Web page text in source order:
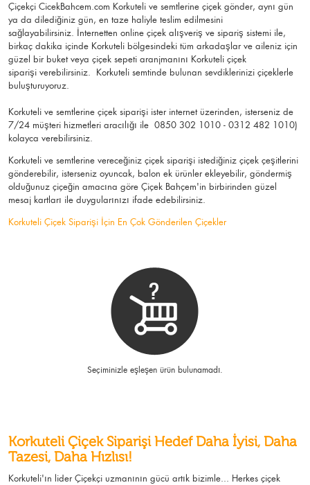
Çiçekçi CicekBahcem.com Korkuteli ve semtlerine çiçek gönder, aynı gün
ya da dilediğiniz gün, en taze haliyle teslim edilmesini
sağlayabilirsiniz. İnternetten online çiçek alışveriş ve sipariş sistemi ile,
birkaç dakika içinde Korkuteli bölgesindeki tüm arkadaşlar ve aileniz için
güzel bir buket veya çiçek sepeti aranjmanını Korkuteli çiçek
siparişi verebilirsiniz. Korkuteli semtinde bulunan sevdiklerinizi çiçeklerle
buluşturuyoruz.
Korkuteli ve semtlerine çiçek siparişi ister internet üzerinden, isterseniz de
7/24 müşteri hizmetleri aracılığı ile 0850 302 1010 - 0312 482 1010)
kolayca verebilirsiniz.
Korkuteli ve semtlerine vereceğiniz çiçek siparişi istediğiniz çiçek çeşitlerini
gönderebilir, isterseniz oyuncak, balon ek ürünler ekleyebilir, göndermiş
olduğunuz çiçeğin amacına göre Çiçek Bahçem'in birbirinden güzel
mesaj kartları ile duygularınızı ifade edebilirsiniz.
Korkuteli Çiçek Siparişi İçin En Çok Gönderilen Çiçekler
Seçiminizle eşleşen ürün bulunamadı.
Korkuteli Çiçek Siparişi Hedef Daha İyisi, Daha
Tazesi, Daha Hızlısı!
Korkuteli'ın lider Çiçekçi uzmanının gücü artık bizimle... Herkes çiçek